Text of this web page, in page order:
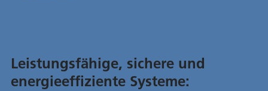
Leistungsfähige, sichere und
energieeffiziente Systeme: